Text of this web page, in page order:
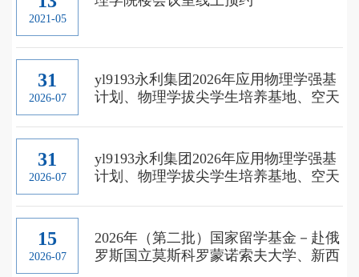
2021-05
31
2026-07
yl9193永利集团2026年应用物理学强基
计划、物理学拔尖学生培养基地、空天
31
2026-07
yl9193永利集团2026年应用物理学强基
计划、物理学拔尖学生培养基地、空天
15
2026-07
2026年（第二批）国家留学基金－赴俄
罗斯国立莫斯科罗蒙诺索夫大学、新西